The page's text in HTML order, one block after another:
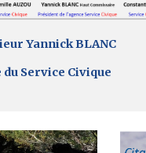
Yannick BLANC
Service Civique